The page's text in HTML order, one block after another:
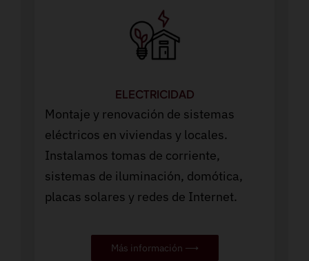
ELECTRICIDAD
Montaje y renovación de sistemas
eléctricos en viviendas y locales.
Instalamos tomas de corriente,
sistemas de iluminación, domótica,
placas solares y redes de Internet.
Más información ⟶